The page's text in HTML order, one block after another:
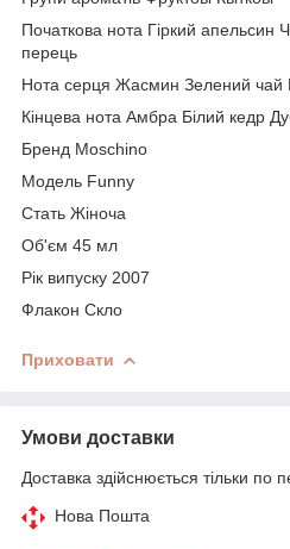
Початкова нота Гіркий
перець
Нота серця Жасмин Зелений чай
Кінцева нота Амбра Білий кедр
Бренд Moschino
Модель Funny
Стать Жіноча
Об'єм 45 мл
Рік випуску 2007
Флакон Скло
Приховати
Умови доставки
Доставка здійснюється тільки по
Нова Пошта